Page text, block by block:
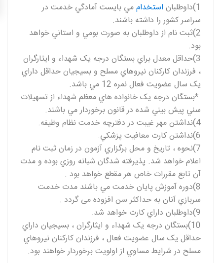
(1داوطلبان استخداممي بايست آمادگي خدمت در
سراسر کشور را داشته باشند.
(2ثبت نام از داوطلبان به صورت بومي و استاني خواهد
بود.
(3حداقل معدل براي بستگان درجه يک شهداء و ايثارگران
، فرزندان کارکنان نيروهاي مسلح و بسيجيان حداقل داراي
يک سال عضويت فعال نمره 12 مي باشد
.
*بستگان درجه يک خانواده هاي معظم شهداء از تسهيلات
سني پيش بيني شده در قانون برخوردار مي باشند.
(4نداشتن مهر غيبت در دفترچه خدمت نظام وظيفه.
6)نداشتن کارت معافيت پزشکي
.
7)نحوه ، تاريخ و محل برگزاري آزمون در زمان ثبت نام
اعلام خواهد شد. پذيرفته شدگان شبانه روزي بوده و مدت
آن تابع مقررات خاص هر مقطع خواهد بود .
8)دوره آموزش پايان خدمت مي باشند مدت خدمت
سربازي آنان به حداکثر سن افزوده می گردد .
9)داوطلبان داراي کارت خواهد شد
.
10)بستگان درجه يک شهداء و ايثارگران ، بسيجيان داراي
حداقل يک سال عضويت فعال ، فرزندان کارکنان نيروهاي
مسلح در شرايط مساوي از اولويت برخوردار خواهند بود.